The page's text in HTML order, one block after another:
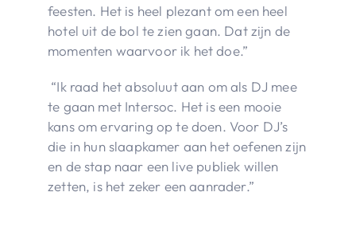
feesten. Het is heel plezant om een heel
hotel uit de bol te zien gaan. Dat zijn de
momenten waarvoor ik het doe.”
“Ik raad het absoluut aan om als DJ mee
te gaan met Intersoc. Het is een mooie
kans om ervaring op te doen. Voor DJ’s
die in hun slaapkamer aan het oefenen zijn
en de stap naar een live publiek willen
zetten, is het zeker een aanrader.”